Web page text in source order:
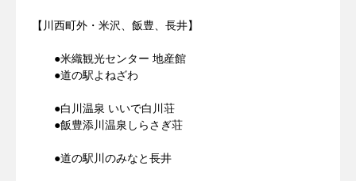
【川西町外・米沢、飯豊、長井】
●米織観光センター 地産館
●道の駅よねざわ
●白川温泉 いいで白川荘
●飯豊添川温泉しらさぎ荘
●道の駅川のみなと長井